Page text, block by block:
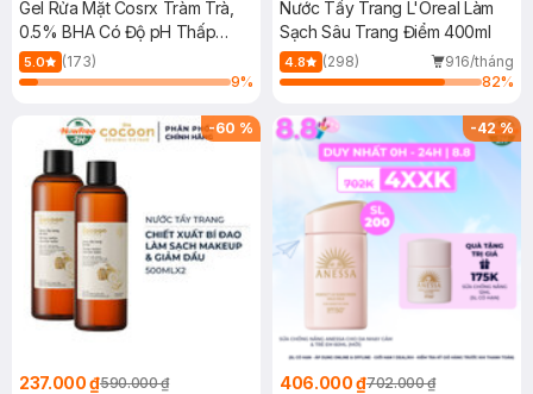
Gel Rửa Mặt Cosrx Tràm Trà,
0.5% BHA Có Độ pH Thấp
150ml
5.0
(173)
9%
Nước Tẩy Trang L'Oreal Làm
Sạch Sâu Trang Điểm 400ml
4.8 (298)
916/tháng
82%
-60 %
237.000 ₫590.000 ₫
-42%
406.000 ₫702.000 ₫